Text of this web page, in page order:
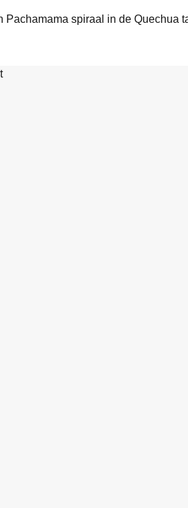
Pachamama spiraal in de